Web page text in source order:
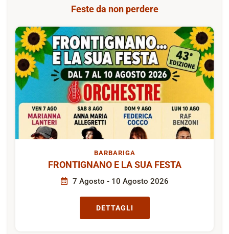
Feste da non perdere
BARBARIGA
FRONTIGNANO E LA SUA FESTA
7 Agosto - 10 Agosto 2026
DETTAGLI